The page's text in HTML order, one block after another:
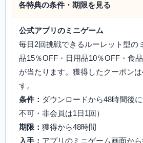
各特典の条件・期限を見る
公式アプリのミニゲーム
毎日2回挑戦できるルーレット型の
品15％OFF・日用品10％OFF・食
が当たります。獲得したクーポン
す。
条件： ダウンロードから48時間後
不可・非会員は1日1回）
期限： 獲得から48時間
入手： アプリのミニゲーム画面か